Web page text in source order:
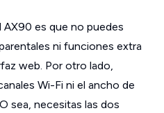
es que no puedes
ni funciones extra
web. Por otro lado,
Wi-Fi ni el ancho de
sea, necesitas las dos